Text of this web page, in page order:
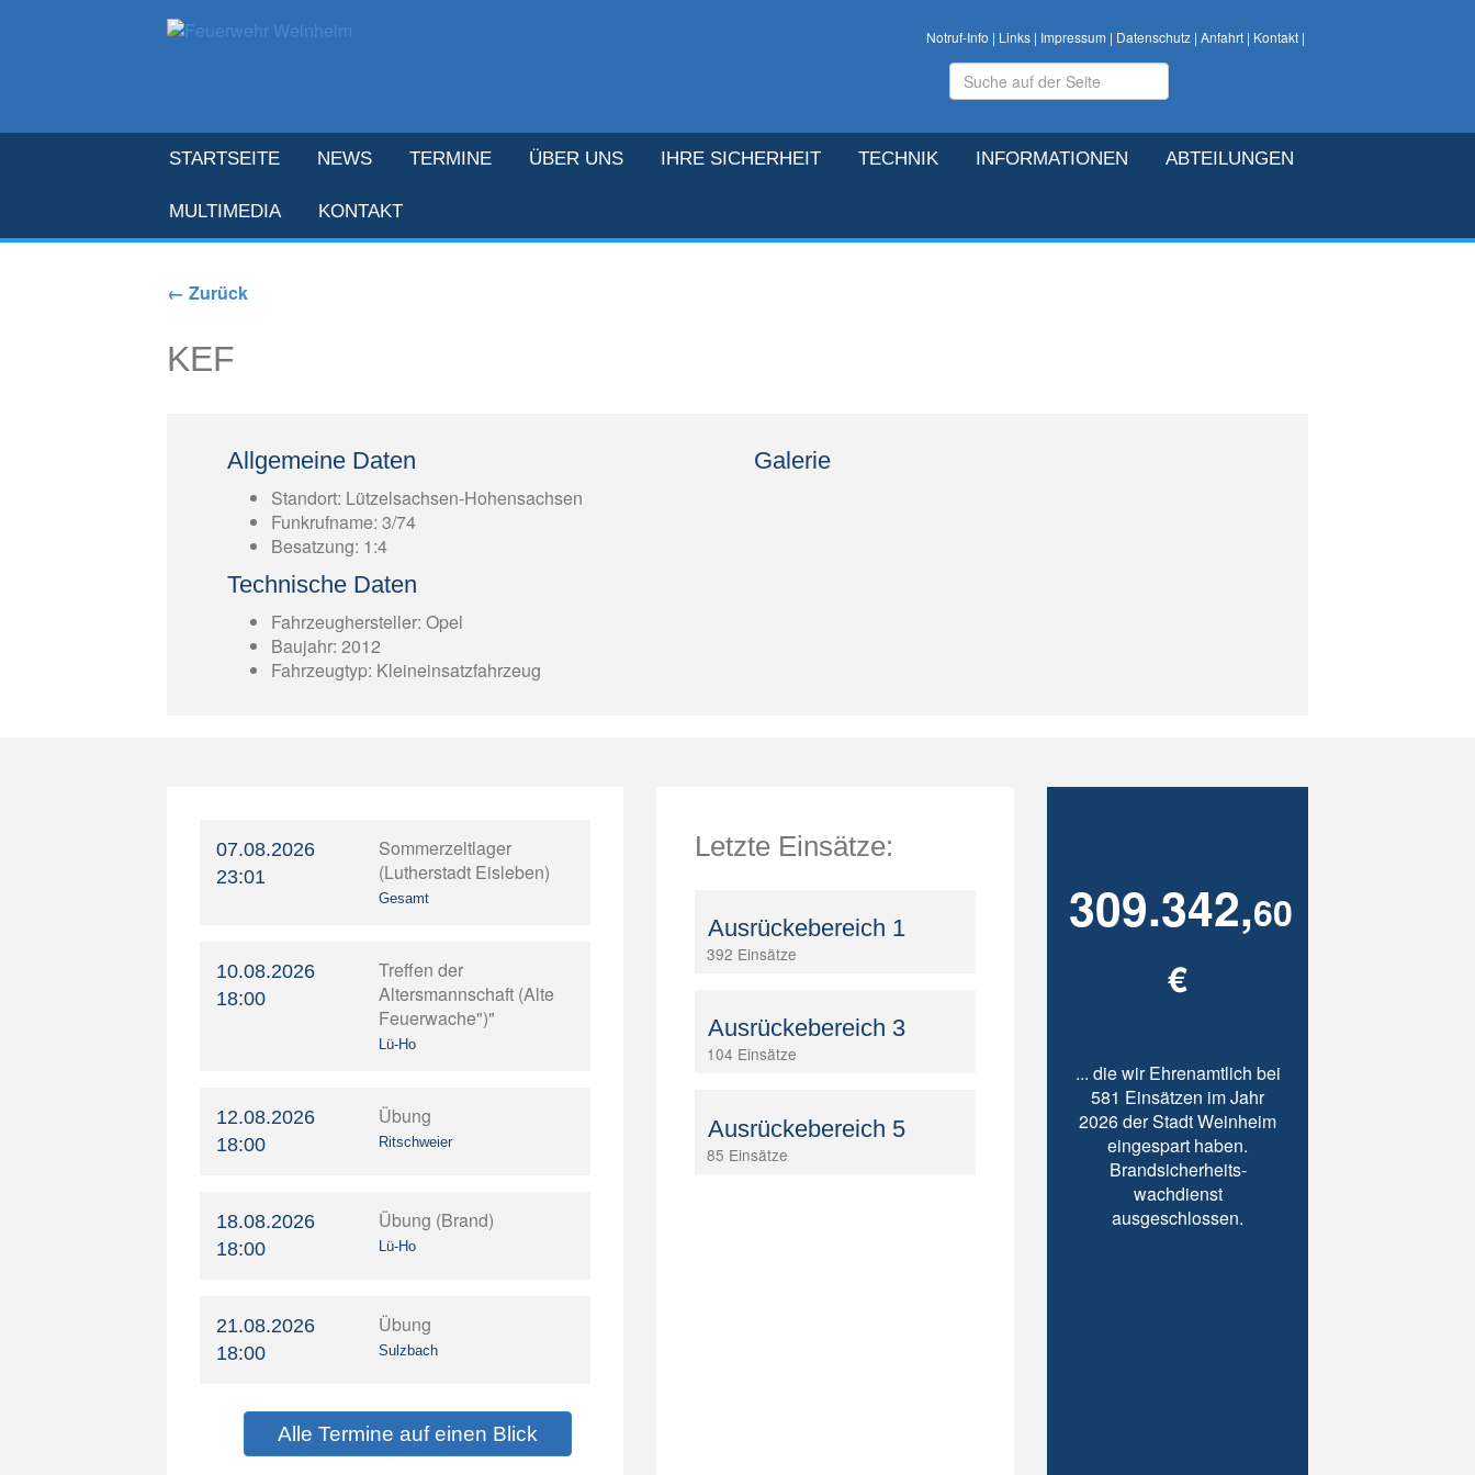
Notruf-Info | Links| Impressum | Datenschutz| Anfahrt| Kontakt|
STARTSEITE NEWS TERMINE ÜBER UNS IHRE SICHERHEIT TECHNIK INFORMATIONEN ABTEILUNGEN
MULTIMEDIA KONTAKT
← Zurück
KEF
Allgemeine Daten
Standort: Lützelsachsen-Hohensachsen
Funkrufname: 3/74
Besatzung: 1:4
Technische Daten
Fahrzeughersteller: Opel
Baujahr: 2012
Fahrzeugtyp: Kleineinsatzfahrzeug
Galerie
07.08.2026
23:01
Sommerzeltlager
(Lutherstadt Eisleben)
Gesamt
10.08.2026
18:00
Treffen der
Altersmannschaft (Alte
Feuerwache")"
Lü-Ho
12.08.2026
18:00
Übung
Ritschweier
18.08.2026
18:00
Übung (Brand)
Lü-Ho
21.08.2026
18:00
Übung
Sulzbach
Alle Termine auf einen Blick
Letzte Einsätze:
Ausrückebereich 1
392 Einsätze
Ausrückebereich 3
104 Einsätze
Ausrückebereich 5
85 Einsätze
309.342,60
€
... die wir Ehrenamtlich bei
581 Einsätzen im Jahr
2026 der Stadt Weinheim
eingespart haben.
Brandsicherheits-
wachdienst
ausgeschlossen.